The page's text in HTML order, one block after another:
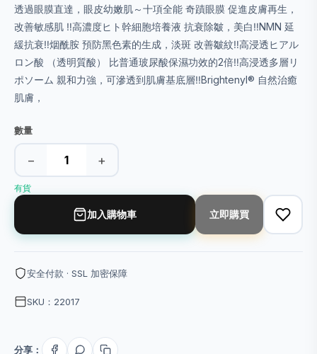
透過眼膜直達，眼皮幼嫩肌～十項全能 奇蹟眼膜 促進皮膚再生，
改善敏感肌 ‼️高濃度ヒト幹細胞培養液 抗衰除皺，美白‼️NMN 延
緩抗衰‼️烟酰胺 預防黑色素的生成，淡斑 改善皺紋‼️高浸透ヒアル
ロン酸 （透明質酸） 比普通玻尿酸保濕功效的2倍‼️高浸透多層リ
ポソーム 親和力強，可滲透到肌膚基底層‼️Brightenyl®️ 自然治癒
肌膚，
數量
− +
有貨
加入購物車 立即購買
安全付款 · SSL 加密保障
SKU：22017
分享：